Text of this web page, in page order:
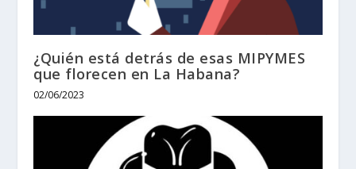
¿Quién está detrás de esas MIPYMES
que florecen en La Habana?
02/06/2023